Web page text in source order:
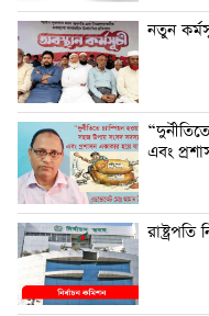
নতুন
এবং
রাষ্ট্রপতি